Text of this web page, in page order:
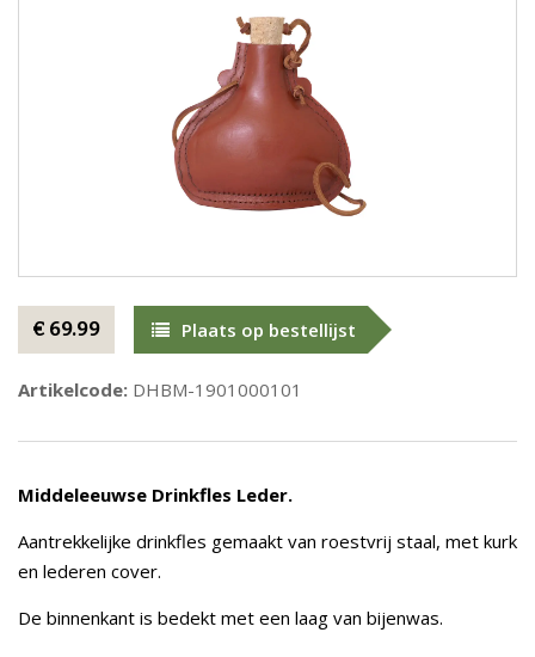
€ 69.99 Plaats op bestellijst
Artikelcode: DHBM-1901000101
Middeleeuwse Drinkfles Leder.
Aantrekkelijke drinkfles gemaakt van roestvrij staal, met kurk
en lederen cover.
De binnenkant is bedekt met een laag van bijenwas.